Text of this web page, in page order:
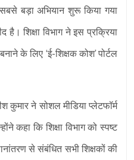
बड़ा अभियान शुरू किया गया
है। शिक्षा विभाग ने इस प्रक्रिया
के लिए ‘ई-शिक्षक कोश’ पोर्टल
कुमार ने सोशल मीडिया प्लेटफॉर्म
कहा कि शिक्षा विभाग को स्पष्ट
से संबंधित सभी शिक्षकों की